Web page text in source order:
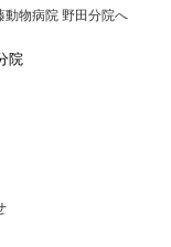
物病院 野田分院へ